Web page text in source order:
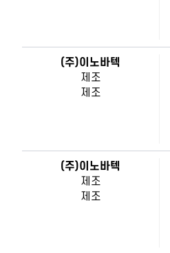
(주)이노바텍
제조
제조
(주)이노바텍
제조
제조